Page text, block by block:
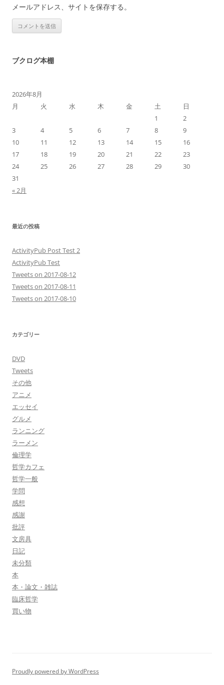
メールアドレス、サイトを保存する。
ブクログ本棚
2026年8月
月
火 水 木 金 土
日
1
2
3
4 5 6 7 8
9
10
11 12 13 14 15
16
17
18 19 20 21 22
23
24
25 26 27 28 29
30
31
« 2月
最近の投稿
ActivityPub Post Test 2
ActivityPub Test
Tweets on 2017-08-12
Tweets on 2017-08-11
Tweets on 2017-08-10
カテゴリー
DVD
Tweets
その他
アニメ
エッセイ
グルメ
ランニング
ラーメン
倫理学
哲学カフェ
哲学一般
学問
感想
感謝
批評
文房具
日記
未分類
本
本・論文・雑誌
臨床哲学
買い物
Proudly powered by WordPress